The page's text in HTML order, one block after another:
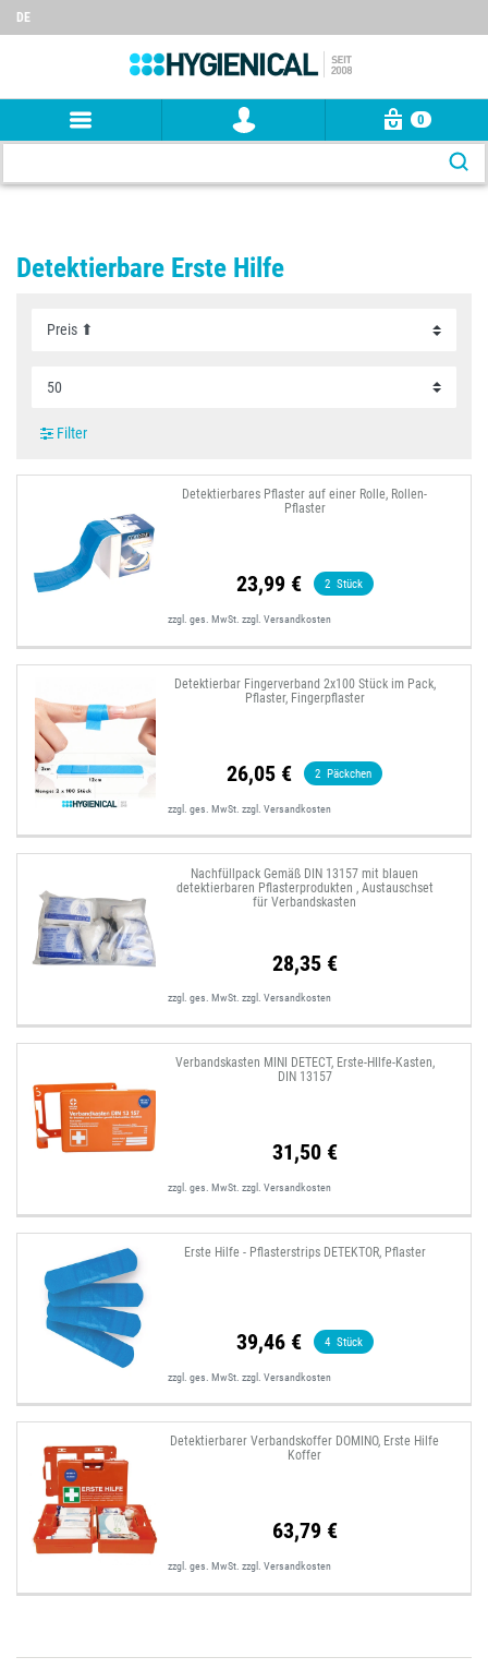
DE
0
Detektierbare Erste Hilfe
Filter
Detektierbares Pflaster auf einer Rolle, Rollen-
Pflaster
23,99 € 2 Stück
zzgl. ges. MwSt. zzgl.Versandkosten
Detektierbar Fingerverband 2x100 Stück im Pack,
Pflaster, Fingerpflaster
26,05 € 2 Päckchen
zzgl. ges. MwSt. zzgl.Versandkosten
Nachfüllpack Gemäß DIN 13157 mit blauen
detektierbaren Pflasterprodukten , Austauschset
für Verbandskasten
28,35 €
zzgl. ges. MwSt. zzgl.Versandkosten
Verbandskasten MINI DETECT, Erste-HIlfe-Kasten,
DIN 13157
31,50 €
zzgl. ges. MwSt. zzgl.Versandkosten
Erste Hilfe - Pflasterstrips DETEKTOR, Pflaster
39,46 € 4 Stück
zzgl. ges. MwSt. zzgl.Versandkosten
Detektierbarer Verbandskoffer DOMINO, Erste Hilfe
Koffer
63,79 €
zzgl. ges. MwSt. zzgl.Versandkosten